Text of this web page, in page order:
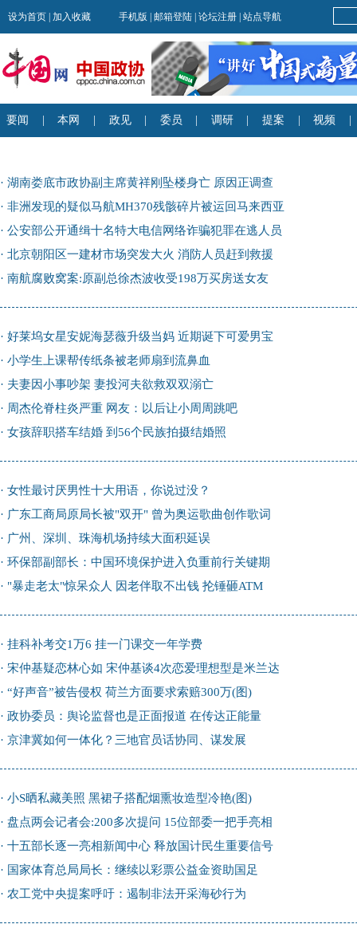
· 湖南娄底市政协副主席黄祥刚坠楼身亡 原因正调查
· 非洲发现的疑似马航MH370残骸碎片被运回马来西亚
· 公安部公开通缉十名特大电信网络诈骗犯罪在逃人员
· 北京朝阳区一建材市场突发大火 消防人员赶到救援
· 南航腐败窝案:原副总徐杰波收受198万买房送女友
· 好莱坞女星安妮海瑟薇升级当妈 近期诞下可爱男宝
· 小学生上课帮传纸条被老师扇到流鼻血
· 夫妻因小事吵架 妻投河夫欲救双双溺亡
· 周杰伦脊柱炎严重 网友：以后让小周周跳吧
· 女孩辞职搭车结婚 到56个民族拍摄结婚照
· 女性最讨厌男性十大用语，你说过没？
· 广东工商局原局长被"双开" 曾为奥运歌曲创作歌词
· 广州、深圳、珠海机场持续大面积延误
· 环保部副部长：中国环境保护进入负重前行关键期
· "暴走老太"惊呆众人 因老伴取不出钱 抡锤砸ATM
· 挂科补考交1万6 挂一门课交一年学费
· 宋仲基疑恋林心如 宋仲基谈4次恋爱理想型是米兰达
· “好声音”被告侵权 荷兰方面要求索赔300万(图)
· 政协委员：舆论监督也是正面报道 在传达正能量
· 京津冀如何一体化？三地官员话协同、谋发展
· 小S晒私藏美照 黑裙子搭配烟熏妆造型冷艳(图)
· 盘点两会记者会:200多次提问 15位部委一把手亮相
· 十五部长逐一亮相新闻中心 释放国计民生重要信号
· 国家体育总局局长：继续以彩票公益金资助国足
· 农工党中央提案呼吁：遏制非法开采海砂行为